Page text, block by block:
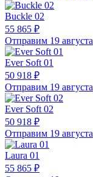
Buckle 02
55 865 ₽
Отправим 19 августа
Ever Soft 01
50 918 ₽
Отправим 19 августа
Ever Soft 02
50 918 ₽
Отправим 19 августа
Laura 01
55 865 ₽